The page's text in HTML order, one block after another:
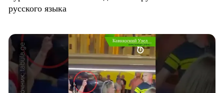
русского языка